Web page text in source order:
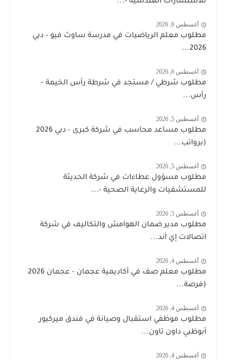
للاستشارات الهندسية -...
أغسطس 6, 2026
مطلوب معلم الرياضيات في مدرسة ساوث فيو - دبي
2026...
أغسطس 6, 2026
مطلوب شرطي / مستجد في شرطة رأس الخيمة -
رأس...
أغسطس 5, 2026
مطلوب مساعد محاسب في شركة كبرى - دبي 2026
(برواتب...
أغسطس 5, 2026
مطلوب مسؤول عطاءات في شركة الحديثة
للمستشفيات والرعاية الصحية -...
أغسطس 5, 2026
مطلوب مدير ضمان الهوامش والتكاليف في شركة
اتصالات إي آند...
أغسطس 4, 2026
مطلوب معلم صف في أكاديمية عجمان - عجمان 2026
(فرصة...
أغسطس 4, 2026
مطلوب موظفي استقبال وصيانة في فندق ميركيور
أبوظبي داون تاون...
أغسطس 4, 2026